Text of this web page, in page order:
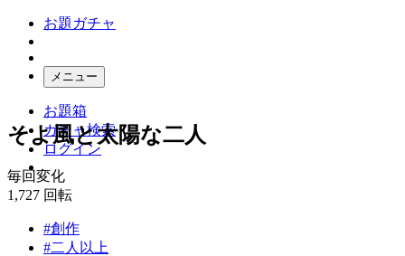
お題ガチャ
メニュー
お題箱
ガチャ検索
ログイン
そよ風と太陽な二人
毎回変化
1,727 回転
#創作
#二人以上